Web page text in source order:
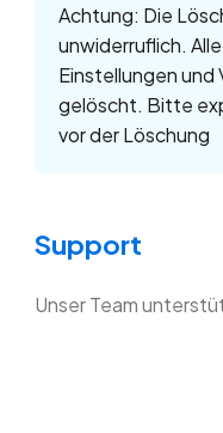
Achtung: Die
unwiderruflich.
Einstellungen
gelöscht. Bitte
vor der Löschung
Support
Unser Team